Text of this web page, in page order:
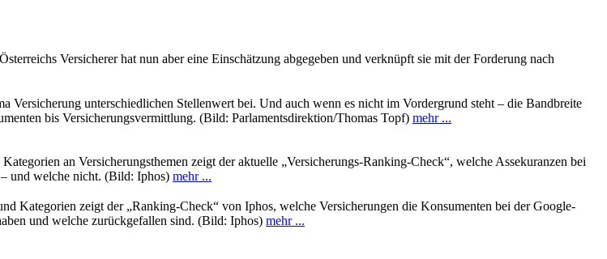
Versicherer hat nun aber eine Einschätzung abgegeben und verknüpft sie mit der Forderung nach
Versicherung unterschiedlichen Stellenwert bei. Und auch wenn es nicht im Vordergrund steht – die Bandbreite
bis Versicherungsvermittlung. (Bild: Parlamentsdirektion/Thomas Topf) mehr ...
an Versicherungsthemen zeigt der aktuelle „Versicherungs-Ranking-Check“, welche Assekuranzen bei
und welche nicht. (Bild: Iphos) mehr ...
Kategorien zeigt der „Ranking-Check“ von Iphos, welche Versicherungen die Konsumenten bei der Google-
und welche zurückgefallen sind. (Bild: Iphos) mehr ...